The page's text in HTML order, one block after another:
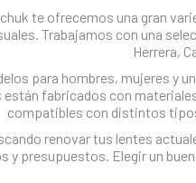
te ofrecemos una gran
Trabajamos con una
Herrera,
para hombres, mujeres y
fabricados con
compatibles con distintos
renovar tus lentes
y presupuestos. Elegir un